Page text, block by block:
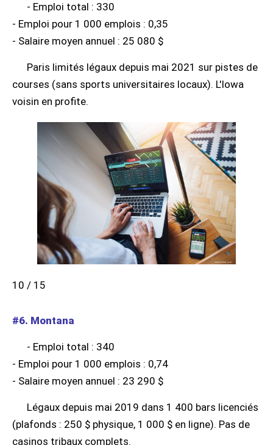
- Emploi total : 330
- Emploi pour 1 000 emplois : 0,35
- Salaire moyen annuel : 25 080 $
Paris limités légaux depuis mai 2021 sur pistes de
courses (sans sports universitaires locaux). L'Iowa
voisin en profite.
10 / 15
#6. Montana
- Emploi total : 340
- Emploi pour 1 000 emplois : 0,74
- Salaire moyen annuel : 23 290 $
Légaux depuis mai 2019 dans 1 400 bars licenciés
(plafonds : 250 $ physique, 1 000 $ en ligne). Pas de
casinos tribaux complets.